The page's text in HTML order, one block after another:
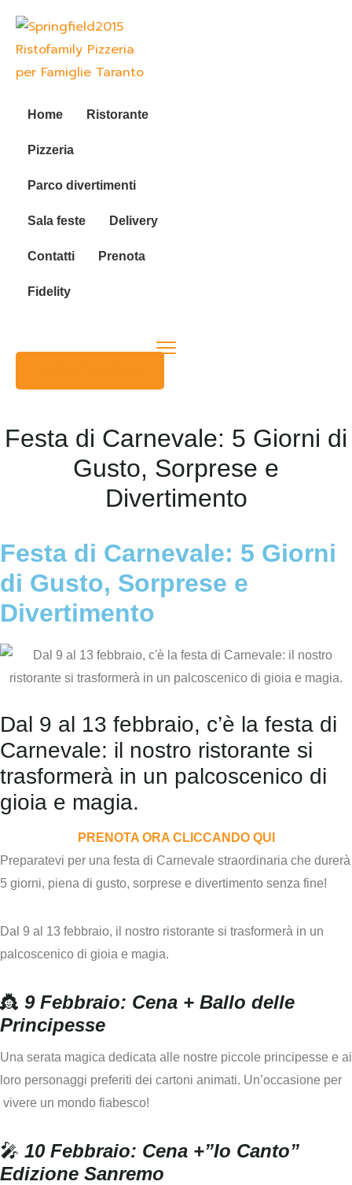
Home Ristorante
Pizzeria
Parco divertimenti
Sala feste Delivery
Contatti Prenota
Fidelity
Festa di Carnevale: 5 Giorni di
Gusto, Sorprese e
Divertimento
Festa di Carnevale: 5 Giorni
di Gusto, Sorprese e
Divertimento
Dal 9 al 13 febbraio, c’è la festa di
Carnevale: il nostro ristorante si
trasformerà in un palcoscenico di
gioia e magia.
PRENOTA ORA CLICCANDO QUI
Preparatevi per una festa di Carnevale straordinaria che durerà
5 giorni, piena di gusto, sorprese e divertimento senza fine!
Dal 9 al 13 febbraio, il nostro ristorante si trasformerà in un
palcoscenico di gioia e magia.
👸 9 Febbraio: Cena + Ballo delle
Principesse
Una serata magica dedicata alle nostre piccole principesse e ai
loro personaggi preferiti dei cartoni animati. Un’occasione per
vivere un mondo fiabesco!
🎤 10 Febbraio: Cena +”Io Canto”
Edizione Sanremo